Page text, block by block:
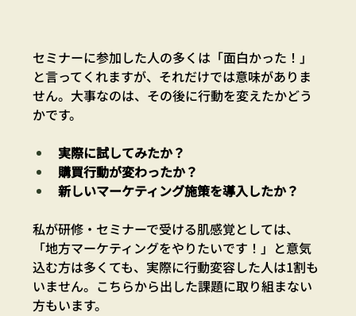
セミナーに参加した人の多くは「面白かった！」
と言ってくれますが、それだけでは意味がありま
せん。大事なのは、その後に行動を変えたかどう
かです。
実際に試してみたか？
購買行動が変わったか？
新しいマーケティング施策を導入したか？
私が研修・セミナーで受ける肌感覚としては、
「地方マーケティングをやりたいです！」と意気
込む方は多くても、実際に行動変容した人は1割も
いません。こちらから出した課題に取り組まない
方もいます。